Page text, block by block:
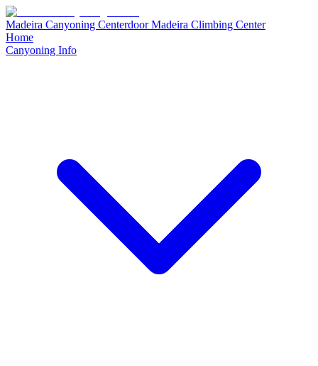
Madeira Canyoning CenterdoorMadeira Climbing Center
Home
Canyoning Info